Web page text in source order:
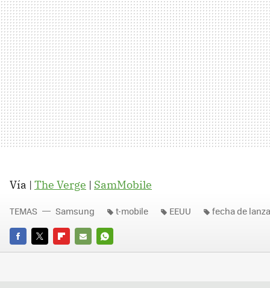
Vía | The Verge | SamMobile
FACEBOOK
TWITTERFLIPBOARD
E-
WHATSAPP
TEMAS Samsung t-mobile EEUU fecha de